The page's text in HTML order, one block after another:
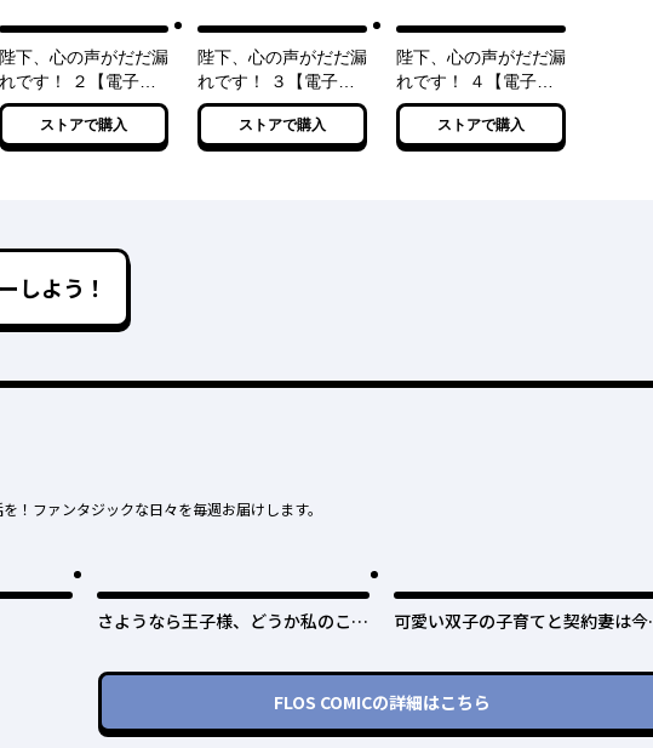
陛下、心の声がだだ漏
れです！ ２【電子特
典付き】
ストアで購入
陛下、心の声がだだ漏
れです！ ３【電子特
典付き】
ストアで購入
陛下、心の声がだだ漏
れです！ ４【電子特
典付き】
ストアで購入
しよう！
！ファンタジックな日々を毎週お届けします。
さようなら王子様、どうか私のこと
可愛い双子の子育てと契約妻は今
FLOS COMICの詳細はこちら